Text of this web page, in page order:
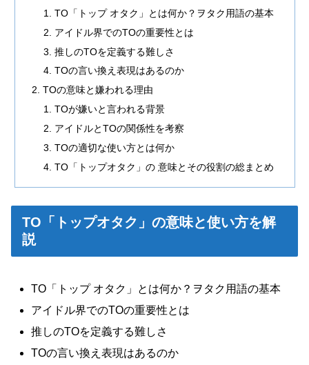
TO「トップ オタク」とは何か？ヲタク用語の基本
アイドル界でのTOの重要性とは
推しのTOを定義する難しさ
TOの言い換え表現はあるのか
TOの意味と嫌われる理由
TOが嫌いと言われる背景
アイドルとTOの関係性を考察
TOの適切な使い方とは何か
TO「トップオタク」の 意味とその役割の総まとめ
TO「トップオタク」の意味と使い方を解
説
TO「トップ オタク」とは何か？ヲタク用語の基本
アイドル界でのTOの重要性とは
推しのTOを定義する難しさ
TOの言い換え表現はあるのか